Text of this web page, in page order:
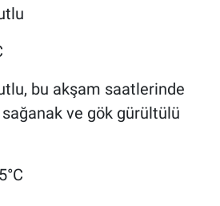
bu akşam saatlerinde
ve gök gürültülü